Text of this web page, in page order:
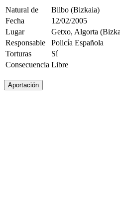
Natural de
Bilbo (Bizkaia)
Fecha
12/02/2005
Lugar
Getxo, Algorta
Responsable
Policía Española
Torturas
Sí
Consecuencia Libre